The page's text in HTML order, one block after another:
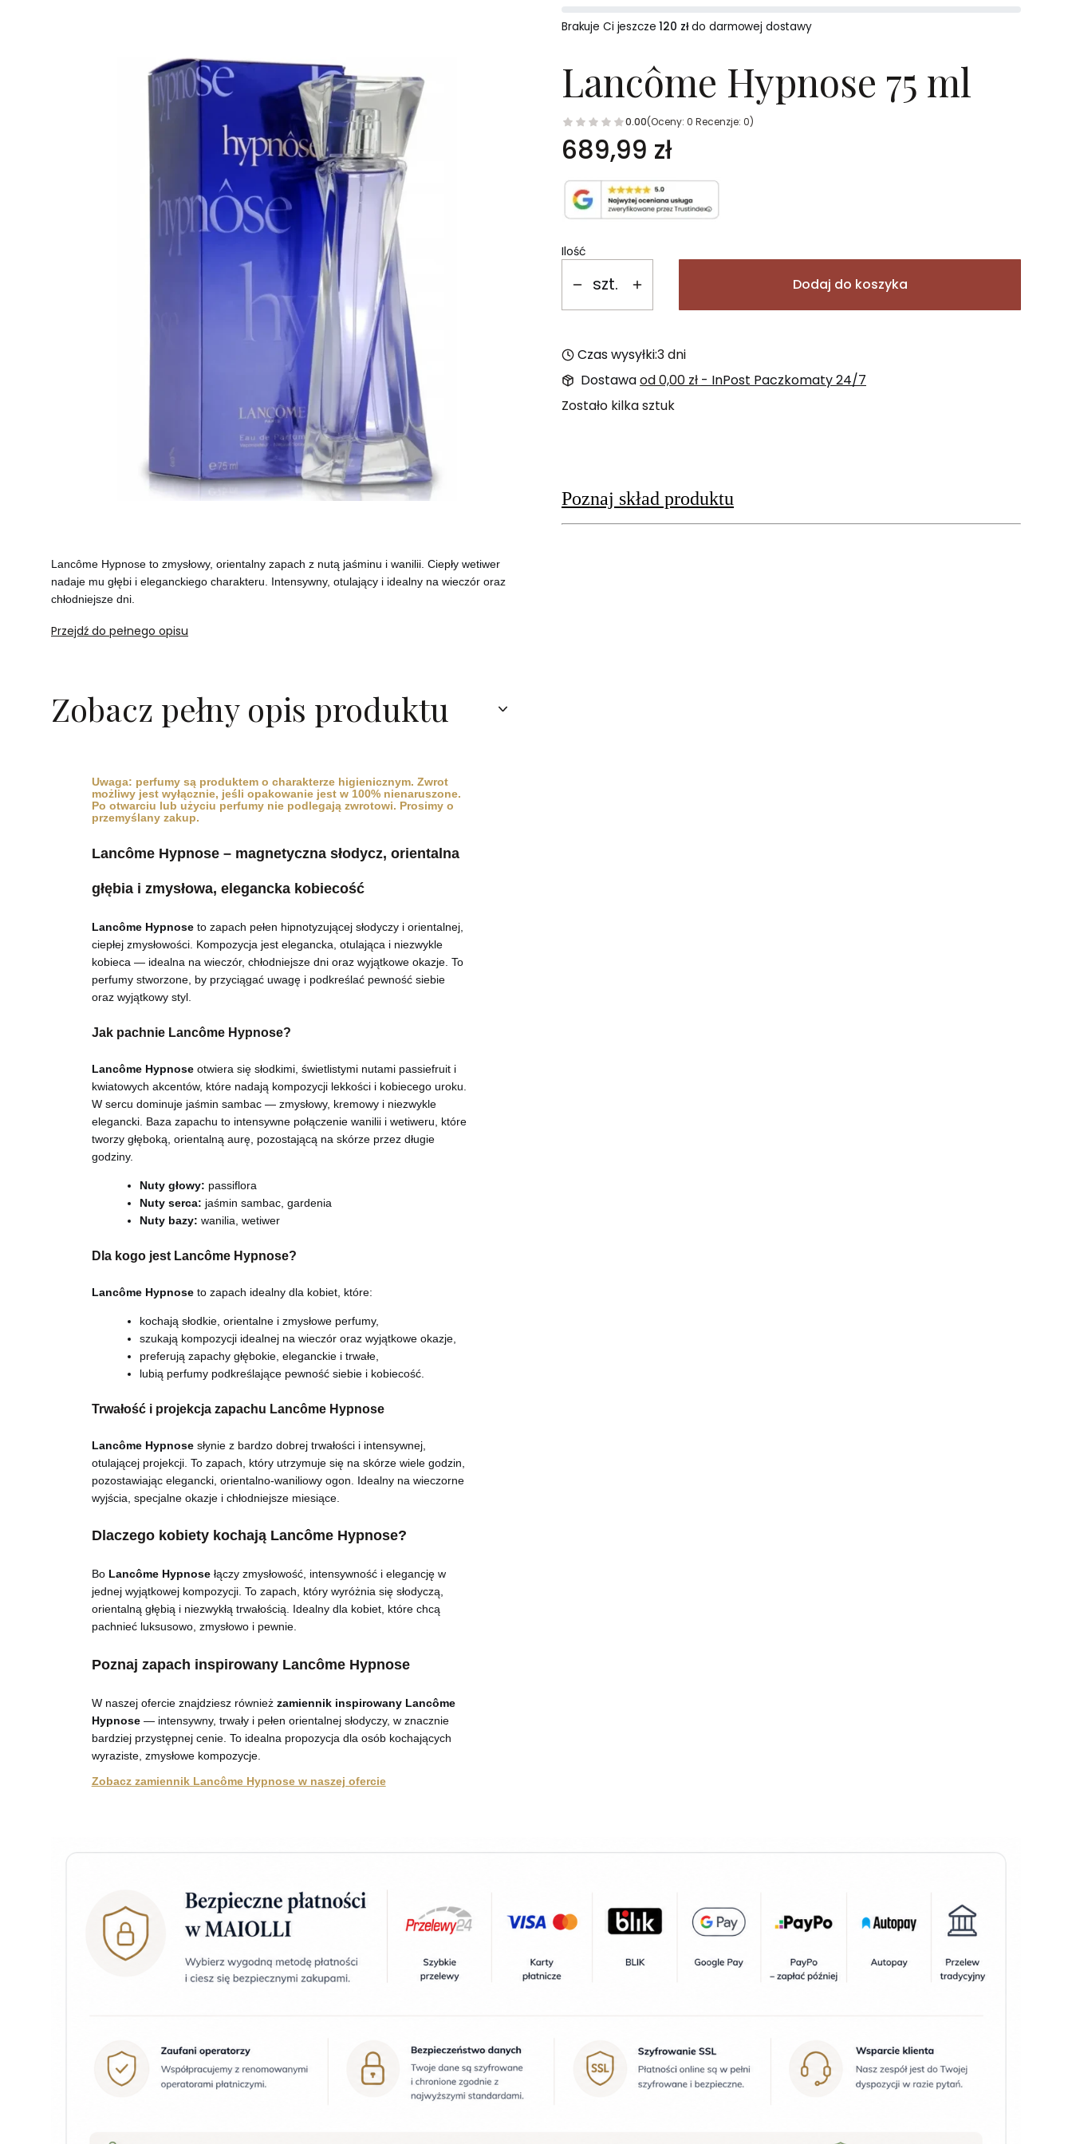
Lancôme Hypnose to zmysłowy, orientalny zapach z nutą jaśminu i wanilii. Ciepły wetiwer
nadaje mu głębi i eleganckiego charakteru. Intensywny, otulający i idealny na wieczór oraz
chłodniejsze dni.
Przejdź do pełnego opisu
Zobacz pełny opis produktu
Uwaga: perfumy są produktem o charakterze higienicznym. Zwrot
możliwy jest wyłącznie, jeśli opakowanie jest w 100% nienaruszone.
Po otwarciu lub użyciu perfumy nie podlegają zwrotowi. Prosimy o
przemyślany zakup.
Lancôme Hypnose – magnetyczna słodycz, orientalna
głębia i zmysłowa, elegancka kobiecość
Lancôme Hypnoseto zapach pełen hipnotyzującej słodyczy i orientalnej,
ciepłej zmysłowości. Kompozycja jest elegancka, otulająca i niezwykle
kobieca — idealna na wieczór, chłodniejsze dni oraz wyjątkowe okazje. To
perfumy stworzone, by przyciągać uwagę i podkreślać pewność siebie
oraz wyjątkowy styl.
Jak pachnie Lancôme Hypnose?
Lancôme Hypnoseotwiera się słodkimi, świetlistymi nutami passie­fruit i
kwiatowych akcentów, które nadają kompozycji lekkości i kobiecego uroku.
W sercu dominuje jaśmin sambac — zmysłowy, kremowy i niezwykle
elegancki. Baza zapachu to intensywne połączenie wanilii i wetiweru, które
tworzy głęboką, orientalną aurę, pozostającą na skórze przez długie
godziny.
Nuty głowy: passiflora
Nuty serca: jaśmin sambac, gardenia
Nuty bazy: wanilia, wetiwer
Dla kogo jest Lancôme Hypnose?
Lancôme Hypnoseto zapach idealny dla kobiet, które:
kochają słodkie, orientalne i zmysłowe perfumy,
szukają kompozycji idealnej na wieczór oraz wyjątkowe okazje,
preferują zapachy głębokie, eleganckie i trwałe,
lubią perfumy podkreślające pewność siebie i kobiecość.
Trwałość i projekcja zapachu Lancôme Hypnose
Lancôme Hypnosesłynie z bardzo dobrej trwałości i intensywnej,
otulającej projekcji. To zapach, który utrzymuje się na skórze wiele godzin,
pozostawiając elegancki, orientalno-waniliowy ogon. Idealny na wieczorne
wyjścia, specjalne okazje i chłodniejsze miesiące.
Dlaczego kobiety kochają Lancôme Hypnose?
Bo Lancôme Hypnosełączy zmysłowość, intensywność i elegancję w
jednej wyjątkowej kompozycji. To zapach, który wyróżnia się słodyczą,
orientalną głębią i niezwykłą trwałością. Idealny dla kobiet, które chcą
pachnieć luksusowo, zmysłowo i pewnie.
Poznaj zapach inspirowany Lancôme Hypnose
W naszej ofercie znajdziesz również zamiennik inspirowany Lancôme
Hypnose— intensywny, trwały i pełen orientalnej słodyczy, w znacznie
bardziej przystępnej cenie. To idealna propozycja dla osób kochających
wyraziste, zmysłowe kompozycje.
Zobacz zamiennik Lancôme Hypnose w naszej ofercie
Brakuje Ci jeszcze120 złdo darmowej dostawy
Lancôme Hypnose 75 ml
0.00(Oceny: 0 Recenzje: 0)
Cena
689,99 zł
Ilość
szt. Dodaj do koszyka
Czas wysyłki:3 dni
Dostawaod 0,00 zł - InPost Paczkomaty 24/7
Zostało kilka sztuk
Poznaj skład produktu